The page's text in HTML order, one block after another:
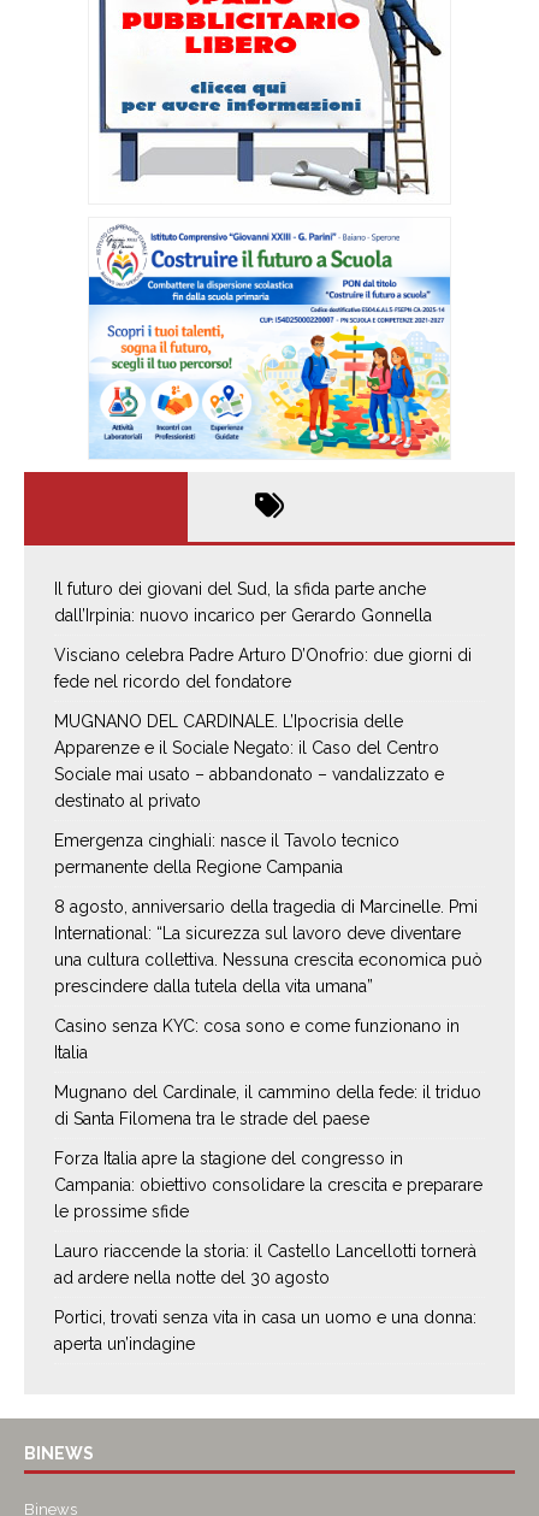
Il futuro dei giovani del Sud, la sfida parte anche
dall’Irpinia: nuovo incarico per Gerardo Gonnella
Visciano celebra Padre Arturo D’Onofrio: due giorni di
fede nel ricordo del fondatore
MUGNANO DEL CARDINALE. L’Ipocrisia delle
Apparenze e il Sociale Negato: il Caso del Centro
Sociale mai usato – abbandonato – vandalizzato e
destinato al privato
Emergenza cinghiali: nasce il Tavolo tecnico
permanente della Regione Campania
8 agosto, anniversario della tragedia di Marcinelle. Pmi
International: “La sicurezza sul lavoro deve diventare
una cultura collettiva. Nessuna crescita economica può
prescindere dalla tutela della vita umana”
Casino senza KYC: cosa sono e come funzionano in
Italia
Mugnano del Cardinale, il cammino della fede: il triduo
di Santa Filomena tra le strade del paese
Forza Italia apre la stagione del congresso in
Campania: obiettivo consolidare la crescita e preparare
le prossime sfide
Lauro riaccende la storia: il Castello Lancellotti tornerà
ad ardere nella notte del 30 agosto
Portici, trovati senza vita in casa un uomo e una donna:
aperta un’indagine
BINEWS
Binews